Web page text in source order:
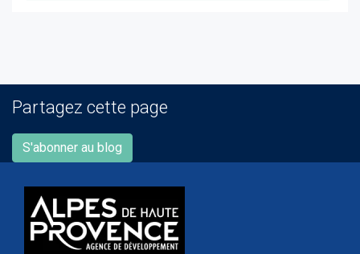
Partagez cette page
S'abonner au blog